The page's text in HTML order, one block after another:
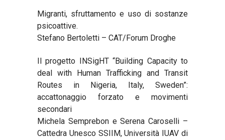
Migranti, sfruttamento e uso di sostanze
psicoattive.
Stefano Bertoletti – CAT/Forum Droghe
Il progetto INSigHT “Building Capacity to
deal with Human Trafficking and Transit
Routes in Nigeria, Italy, Sweden”:
accattonaggio forzato e movimenti
secondari
Michela Semprebon e Serena Caroselli –
Cattedra Unesco SSIIM, Università IUAV di